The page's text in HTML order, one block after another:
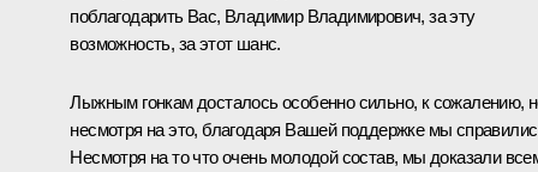
поблагодарить Вас, Владимир Владимирович, за эту
возможность, за этот шанс.
Лыжным гонкам досталось особенно сильно, к сожалению,
несмотря на это, благодаря Вашей поддержке мы
Несмотря на то что очень молодой состав, мы доказали